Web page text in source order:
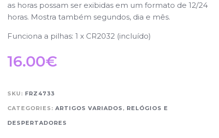
as horas possam ser exibidas em um formato de 12/24
horas. Mostra também segundos, dia e mês.
Funciona a pilhas: 1 x CR2032 (incluído)
16.00€
SKU: FRZ4733
CATEGORIES: ARTIGOS VARIADOS , RELÓGIOS E
DESPERTADORES